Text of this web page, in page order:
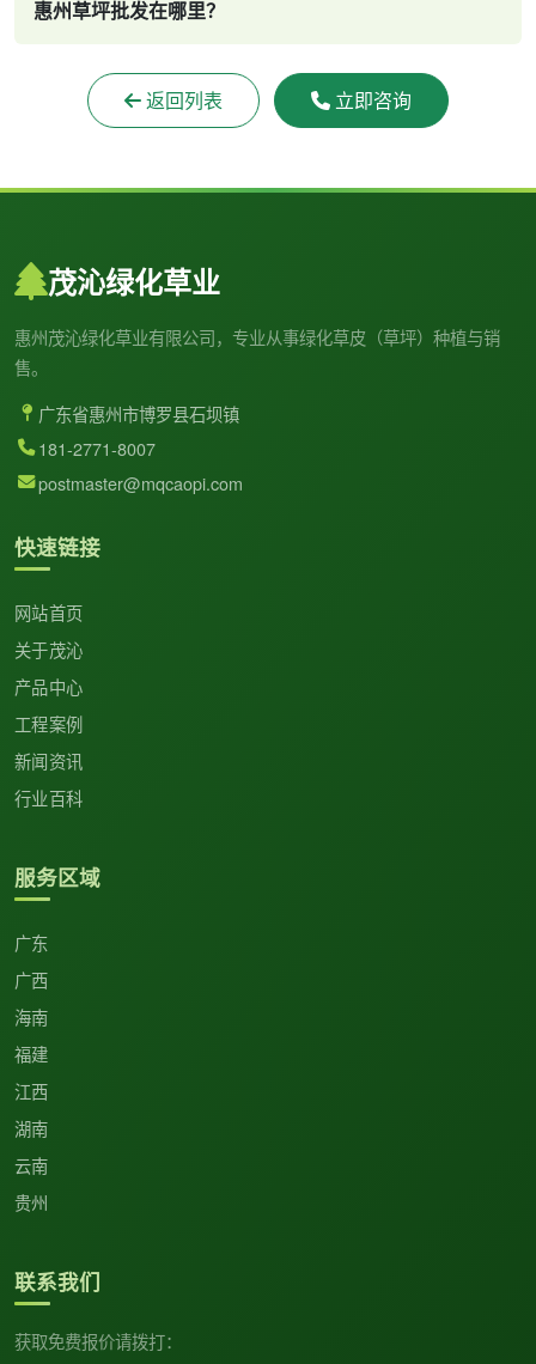
惠州草坪批发在哪里？
返回列表 立即咨询
茂沁绿化草业
惠州茂沁绿化草业有限公司，专业从事绿化草皮（草坪）种植与销
售。
广东省惠州市博罗县石坝镇
181-2771-8007
postmaster@mqcaopi.com
快速链接
网站首页
关于茂沁
产品中心
工程案例
新闻资讯
行业百科
服务区域
广东
广西
海南
福建
江西
湖南
云南
贵州
联系我们
获取免费报价请拨打：